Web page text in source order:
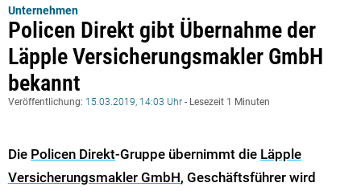
Unternehmen
Policen Direkt gibt Übernahme der
Läpple Versicherungsmakler GmbH
bekannt
Veröffentlichung: 15.03.2019, 14:03 Uhr - Lesezeit 1 Minuten
Die Policen Direkt-Gruppe übernimmt die Läpple
Versicherungsmakler GmbH, Geschäftsführer wird